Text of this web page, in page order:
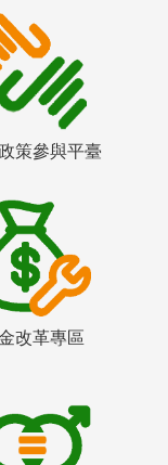
策參與平臺
改革專區